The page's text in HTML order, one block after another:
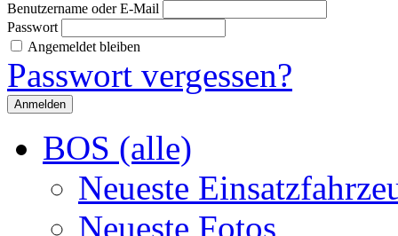
Benutzername oder E-Mail
Passwort
Angemeldet bleiben
Passwort vergessen?
BOS (alle)
Neueste
Neueste Fotos